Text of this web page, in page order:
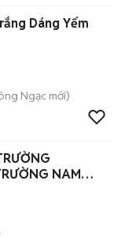
Dáng Yếm
Ngạc mới)
NAM